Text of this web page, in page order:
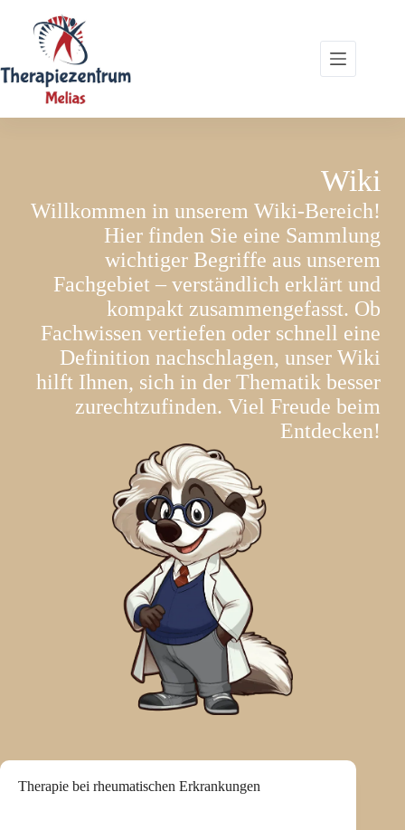
springen
Wiki
Willkommen in unserem Wiki-Bereich!
Hier finden Sie eine Sammlung
wichtiger Begriffe aus unserem
Fachgebiet – verständlich erklärt und
kompakt zusammengefasst. Ob
Fachwissen vertiefen oder schnell eine
Definition nachschlagen, unser Wiki
hilft Ihnen, sich in der Thematik besser
zurechtzufinden. Viel Freude beim
Entdecken!
Therapie bei rheumatischen Erkrankungen